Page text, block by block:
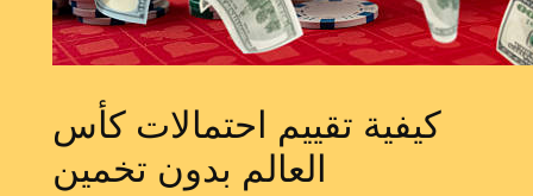
كيفية تقييم احتمالات كأس
العالم بدون تخمين